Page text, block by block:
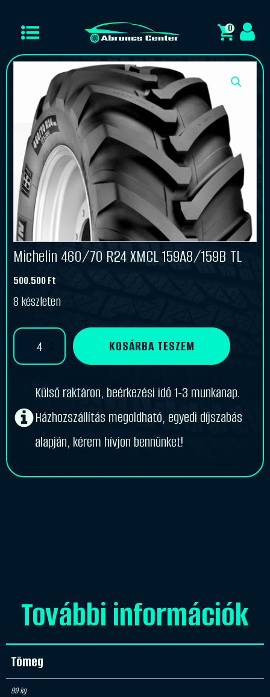
0
Michelin 460/70 R24 XMCL 159A8/159B TL
500.500Ft
8 készleten
Michelin
R24
mennyiség
KOSÁRBA TESZEM
Külső raktáron, beérkezési idő 1-3 munkanap.
Házhozszállítás megoldható, egyedi díjszabás
alapján, kérem hívjon bennünket!
További információk
Tömeg
99 kg